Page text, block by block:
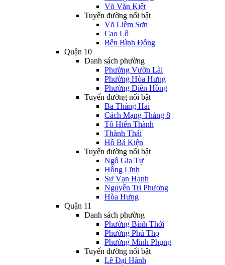
Võ Văn Kiệt
Tuyến đường nổi bật
Võ Liêm Sơn
Cao Lỗ
Bến Bình Đông
Quận 10
Danh sách phường
Phường Vườn Lài
Phường Hòa Hưng
Phường Diên Hồng
Tuyến đường nổi bật
Ba Tháng Hai
Cách Mạng Tháng 8
Tô Hiến Thành
Thành Thái
Hồ Bá Kiện
Tuyến đường nổi bật
Ngô Gia Tự
Hồng Lĩnh
Sư Vạn Hạnh
Nguyễn Tri Phương
Hòa Hưng
Quận 11
Danh sách phường
Phường Bình Thới
Phường Phú Thọ
Phường Minh Phụng
Tuyến đường nổi bật
Lê Đại Hành